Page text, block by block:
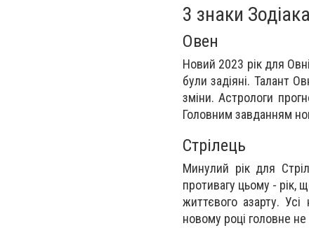
3 знаки
Овен
Новий 2023 рік для
були задіяні. Талант
зміни. Астрологи
Головним завданням
Стрілець
Минулий рік для
противагу цьому - рік,
життєвого азарту.
новому році головне